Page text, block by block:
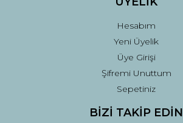
Hesabım
Yeni Üyelik
Üye Girişi
Şifremi Unuttum
Sepetiniz
BİZİ TAKİP EDİN